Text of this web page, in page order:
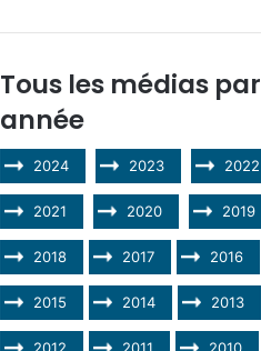
Tous les médias par
année
2024 2023 2022
2021 2020 2019
2018 2017 2016
2015 2014 2013